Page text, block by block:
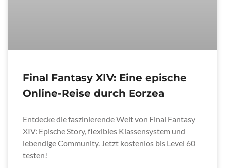
Final Fantasy XIV: Eine epische
Online-Reise durch Eorzea
Entdecke die faszinierende Welt von Final Fantasy
XIV: Epische Story, flexibles Klassensystem und
lebendige Community. Jetzt kostenlos bis Level 60
testen!